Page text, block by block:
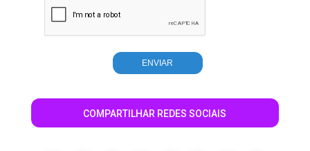
COMPARTILHAR REDES SOCIAIS